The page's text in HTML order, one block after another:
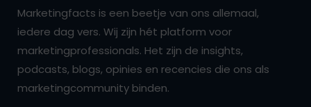
Marketingfacts is een beetje van ons allemaal,
iedere dag vers. Wij zijn hét platform voor
marketingprofessionals. Het zijn de insights,
podcasts, blogs, opinies en recencies die ons als
marketingcommunity binden.